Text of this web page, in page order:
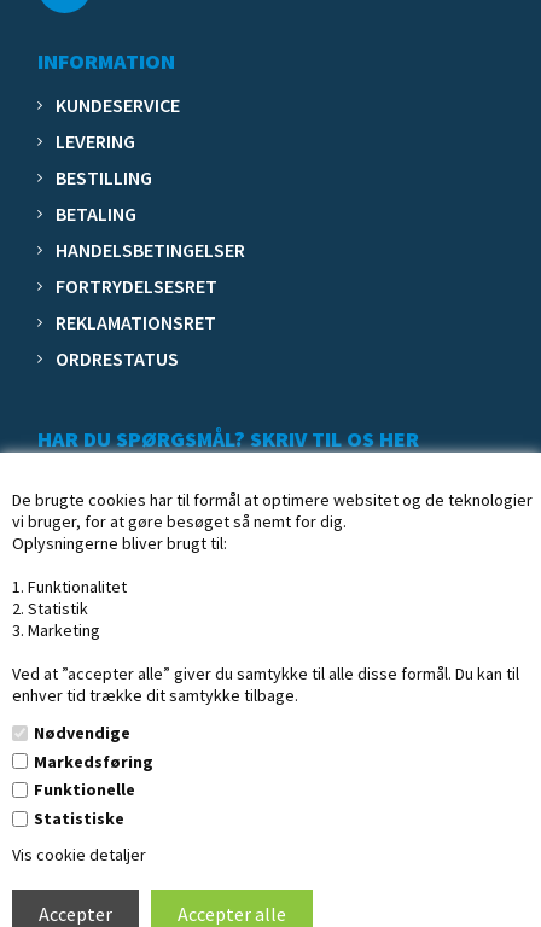
De brugte cookies har til formål at optimere websitet og de teknologier
vi bruger, for at gøre besøget så nemt for dig.
Oplysningerne bliver brugt til:
1. Funktionalitet
2. Statistik
3. Marketing
Ved at ”accepter alle” giver du samtykke til alle disse formål. Du kan til
enhver tid trække dit samtykke tilbage.
Nødvendige
Markedsføring
Funktionelle
Statistiske
Vis cookie detaljer
INFORMATION
KUNDESERVICE
LEVERING
BESTILLING
BETALING
HANDELSBETINGELSER
FORTRYDELSESRET
REKLAMATIONSRET
ORDRESTATUS
HAR DU SPØRGSMÅL? SKRIV TIL OS HER
Design af Dandodesign